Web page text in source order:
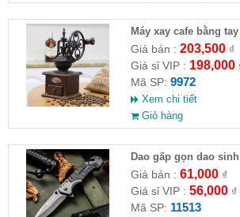
Máy xay cafe bằng
Giá bán : 203,500₫
Giá sỉ VIP : 198,000
Mã SP: 9972
Xem chi tiết
Giỏ hàng
Dao gấp gọn dao
Giá bán : 61,000₫
Giá sỉ VIP : 56,000₫
Mã SP: 11513